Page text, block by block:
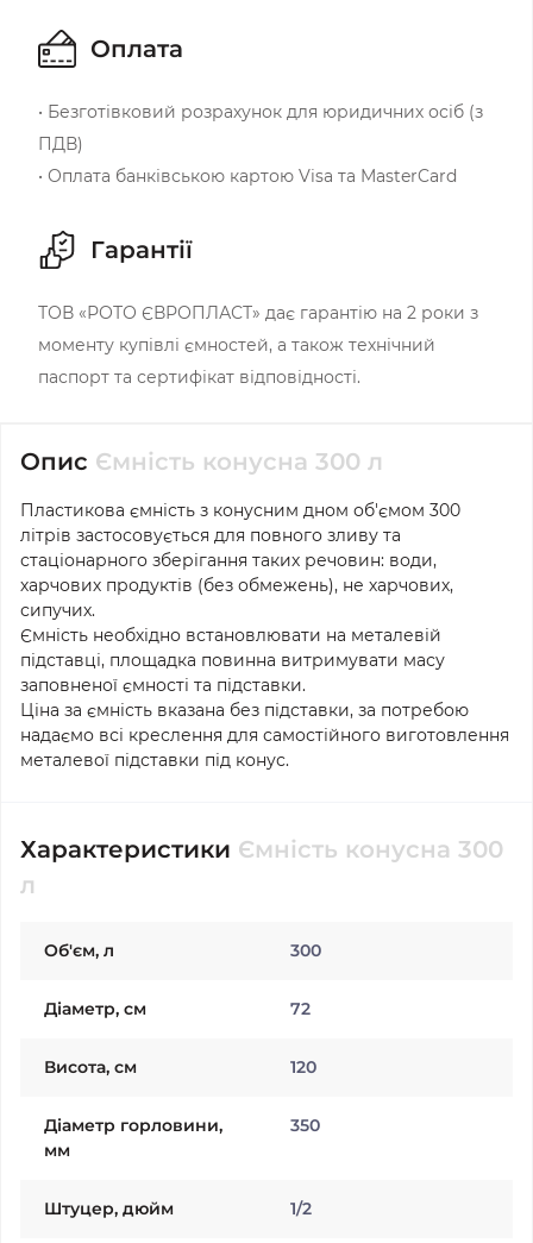
Опис Ємність конусна 300 л
Пластикова ємність з конусним дном об'ємом 300
літрів застосовується для повного зливу та
стаціонарного зберігання таких речовин: води,
харчових продуктів (без обмежень), не харчових,
сипучих.
Ємність необхідно встановлювати на металевій
підставці, площадка повинна витримувати масу
заповненої ємності та підставки.
Ціна за ємність вказана без підставки, за потребою
надаємо всі креслення для самостійного виготовлення
металевої підставки під конус.
Характеристики Ємність конусна 300
л
Об'єм, л 300
Діаметр, см 72
Висота, см 120
Діаметр горловини,
мм
350
Штуцер, дюйм 1/2
Оплата
• Безготівковий розрахунок для юридичних осіб (з
ПДВ)
• Оплата банківською картою Visa та MasterCard
Гарантії
ТОВ «РОТО ЄВРОПЛАСТ» дає гарантію на 2 роки з
моменту купівлі ємностей, а також технічний
паспорт та сертифікат відповідності.